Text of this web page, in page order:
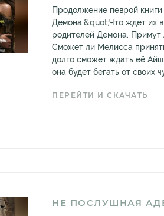
Продолжение певрой
Демона.&quot;Что ждет их
родителей Демона. Примут
Сможет ли Мелисса
долго сможет ждать её
она будет бегать от своих
ПЕРЕЙТИ И СКАЧАТЬ
НЕ ПОСЛУШНАЯ